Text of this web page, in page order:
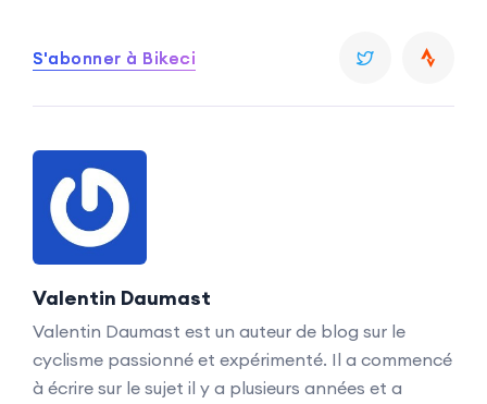
S'abonner à Bikeci
Valentin Daumast
Valentin Daumast est un auteur de blog sur le
cyclisme passionné et expérimenté. Il a commencé
à écrire sur le sujet il y a plusieurs années et a